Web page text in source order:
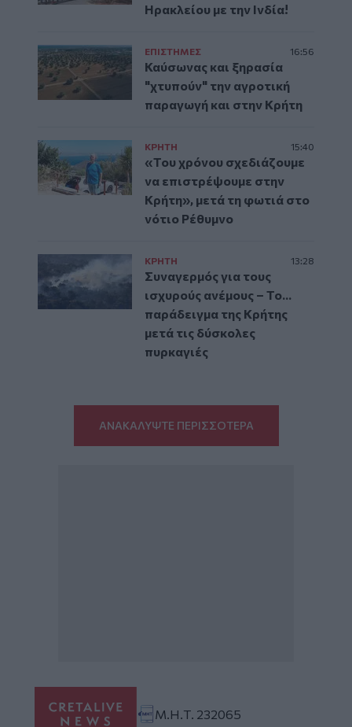
Ηρακλείου με την Ινδία!
ΕΠΙΣΤΗΜΕΣ 16:56
Καύσωνας και ξηρασία
"χτυπούν" την αγροτική
παραγωγή και στην Κρήτη
ΚΡΗΤΗ 15:40
«Του χρόνου σχεδιάζουμε
να επιστρέψουμε στην
Κρήτη», μετά τη φωτιά στο
νότιο Ρέθυμνο
ΚΡΗΤΗ 13:28
Συναγερμός για τους
ισχυρούς ανέμους – Το...
παράδειγμα της Κρήτης
μετά τις δύσκολες
πυρκαγιές
ΑΝΑΚΑΛΥΨΤΕ ΠΕΡΙΣΣΟΤΕΡΑ
Μ.Η.Τ. 232065